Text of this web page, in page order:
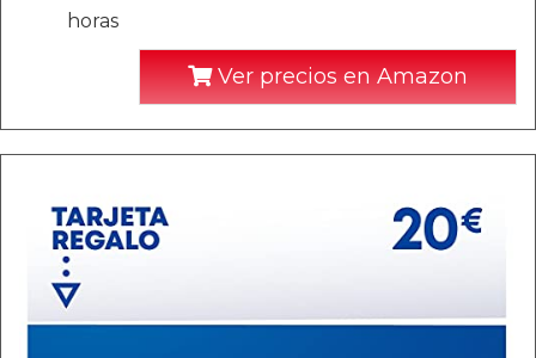
horas
Ver precios en Amazon